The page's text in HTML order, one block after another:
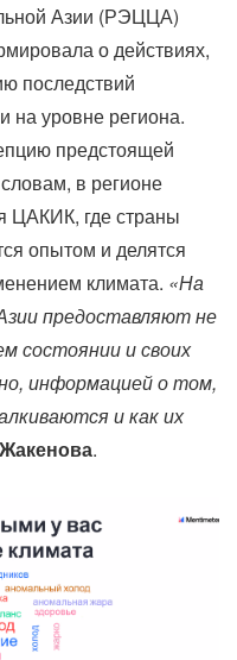
Азии (РЭЦЦА)
о действиях,
последствий
на уровне региона.
предстоящей
в регионе
ЦАКИК, где страны
опытом и делятся
климата. «На
предоставляют не
состоянии и своих
информацией о том,
и как их
.